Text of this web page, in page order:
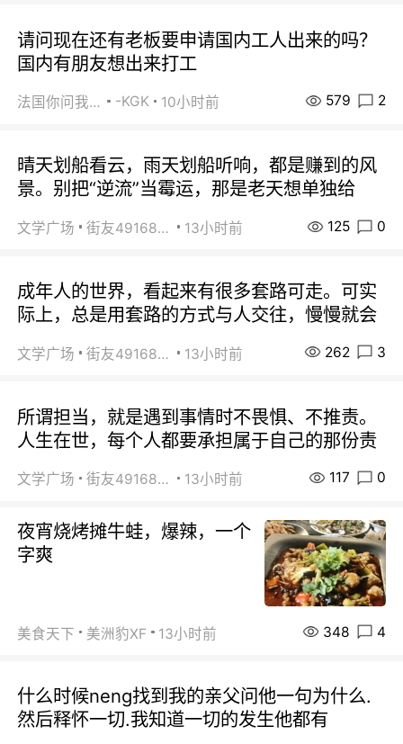
请问现在还有老板要申请国内工人出来的吗？
国内有朋友想出来打工
法国你问我答 -KGK 10小时前 579 2
晴天划船看云，雨天划船听响，都是赚到的风
景。别把“逆流”当霉运，那是老天想单独给
文学广场 街友49168527 13小时前 125 0
成年人的世界，看起来有很多套路可走。可实
际上，总是用套路的方式与人交往，慢慢就会
文学广场 街友49168527 13小时前 262 3
所谓担当，就是遇到事情时不畏惧、不推责。
人生在世，每个人都要承担属于自己的那份责
文学广场 街友49168527 13小时前 117 0
夜宵烧烤摊牛蛙，爆辣，一个
字爽
美食天下 美洲豹XF 13小时前 348 4
什么时候neng找到我的亲父问他一句为什么.
然后释怀一切.我知道一切的发生他都有